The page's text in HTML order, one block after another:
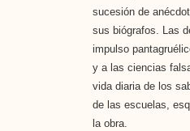
sucesión de
sus biógrafos. Las
impulso
y a las ciencias
vida diaria de los
de las escuelas,
la obra.